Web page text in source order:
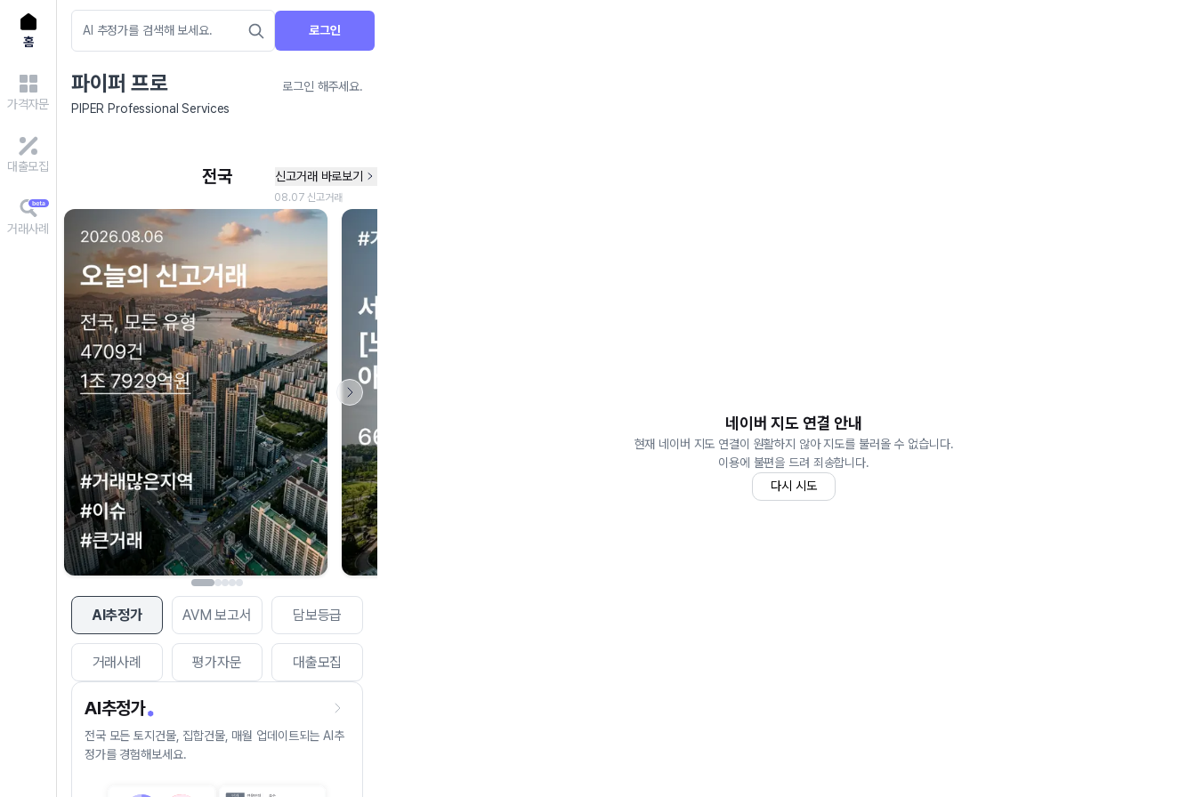
홈
가격자문
대출모집
거래사례
로그인
파이퍼 프로
로그인 해주세요.
PIPER Professional Services
AI추정가 AVM 보고서 담보등급
거래사례 평가자문 대출모집
AI추정가
전국 모든 토지건물, 집합건물, 매월 업데이트되는 AI추
정가를 경험해보세요.
네이버 지도 연결 안내
현재 네이버 지도 연결이 원활하지 않아 지도를 불러올 수 없습니다.
이용에 불편을 드려 죄송합니다.
다시 시도